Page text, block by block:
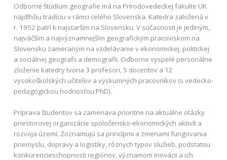
Odborné štúdium geografie má na Prírodovedeckej fakulte UK
najdlhšiu tradíciu v rámci celého Slovenska. Katedra založená v
r. 1952 patrí k najstarším na Slovensku. V súčasnosti je jediným,
najväčším a najvýznamnejším geografickým pracoviskom na
Slovensku zameraným na vzdelávanie v ekonomickej, politickej
a sociálnej geografii a demografii. Odborne vyspelé personálne
zloženie katedry tvoria 3 profesori, 5 docentov a 12
vysokoškolských učiteľov a výskumných pracovníkov (s vedecko-
pedagogickou hodnosťou PhD).
Príprava študentov sa zameriava prioritne na aktuálne otázky
priestorovej organizácie spoločensko-ekonomických aktivít a
rozvoja území. Zoznamujú sa princípmi a zmenami fungovania
priemyslu, dopravy a logistiky, rôznych typov služieb, podstatou
konkurencieschopnosti regiónov, významom inovácii a ich